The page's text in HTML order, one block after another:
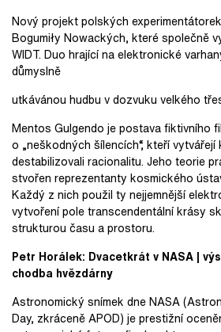
Nový projekt polských
Bogumiły Nowackých, které společně
WIDT. Duo hrající na elektronické
důmyslně
utkávánou hudbu v dozvuku velkého
Mentos Gulgendo je postava fiktivního
o „neškodných šílencích“, kteří vytvářejí
destabilizovali racionalitu. Jeho teorie
stvořen reprezentanty kosmického
Každý z nich použil ty nejjemnější
vytvoření pole transcendentální krásy
strukturou času a prostoru.
Petr Horálek: Dvacetkrát v NASA |
chodba hvězdárny
Astronomický snímek dne NASA
Day, zkráceně APOD) je prestižní